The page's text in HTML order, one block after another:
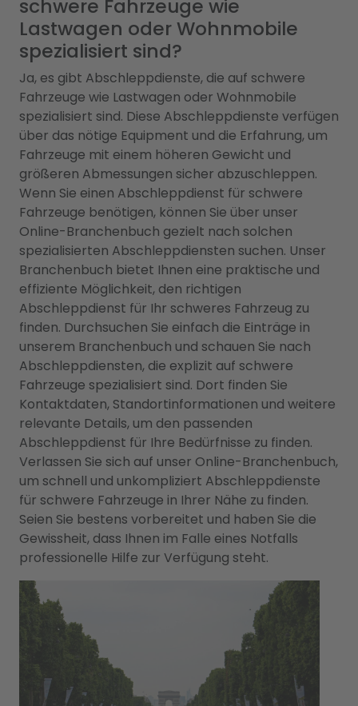
schwere Fahrzeuge wie
Lastwagen oder Wohnmobile
spezialisiert sind?
Ja, es gibt Abschleppdienste, die auf schwere
Fahrzeuge wie Lastwagen oder Wohnmobile
spezialisiert sind. Diese Abschleppdienste verfügen
über das nötige Equipment und die Erfahrung, um
Fahrzeuge mit einem höheren Gewicht und
größeren Abmessungen sicher abzuschleppen.
Wenn Sie einen Abschleppdienst für schwere
Fahrzeuge benötigen, können Sie über unser
Online-Branchenbuch gezielt nach solchen
spezialisierten Abschleppdiensten suchen. Unser
Branchenbuch bietet Ihnen eine praktische und
effiziente Möglichkeit, den richtigen
Abschleppdienst für Ihr schweres Fahrzeug zu
finden. Durchsuchen Sie einfach die Einträge in
unserem Branchenbuch und schauen Sie nach
Abschleppdiensten, die explizit auf schwere
Fahrzeuge spezialisiert sind. Dort finden Sie
Kontaktdaten, Standortinformationen und weitere
relevante Details, um den passenden
Abschleppdienst für Ihre Bedürfnisse zu finden.
Verlassen Sie sich auf unser Online-Branchenbuch,
um schnell und unkompliziert Abschleppdienste
für schwere Fahrzeuge in Ihrer Nähe zu finden.
Seien Sie bestens vorbereitet und haben Sie die
Gewissheit, dass Ihnen im Falle eines Notfalls
professionelle Hilfe zur Verfügung steht.